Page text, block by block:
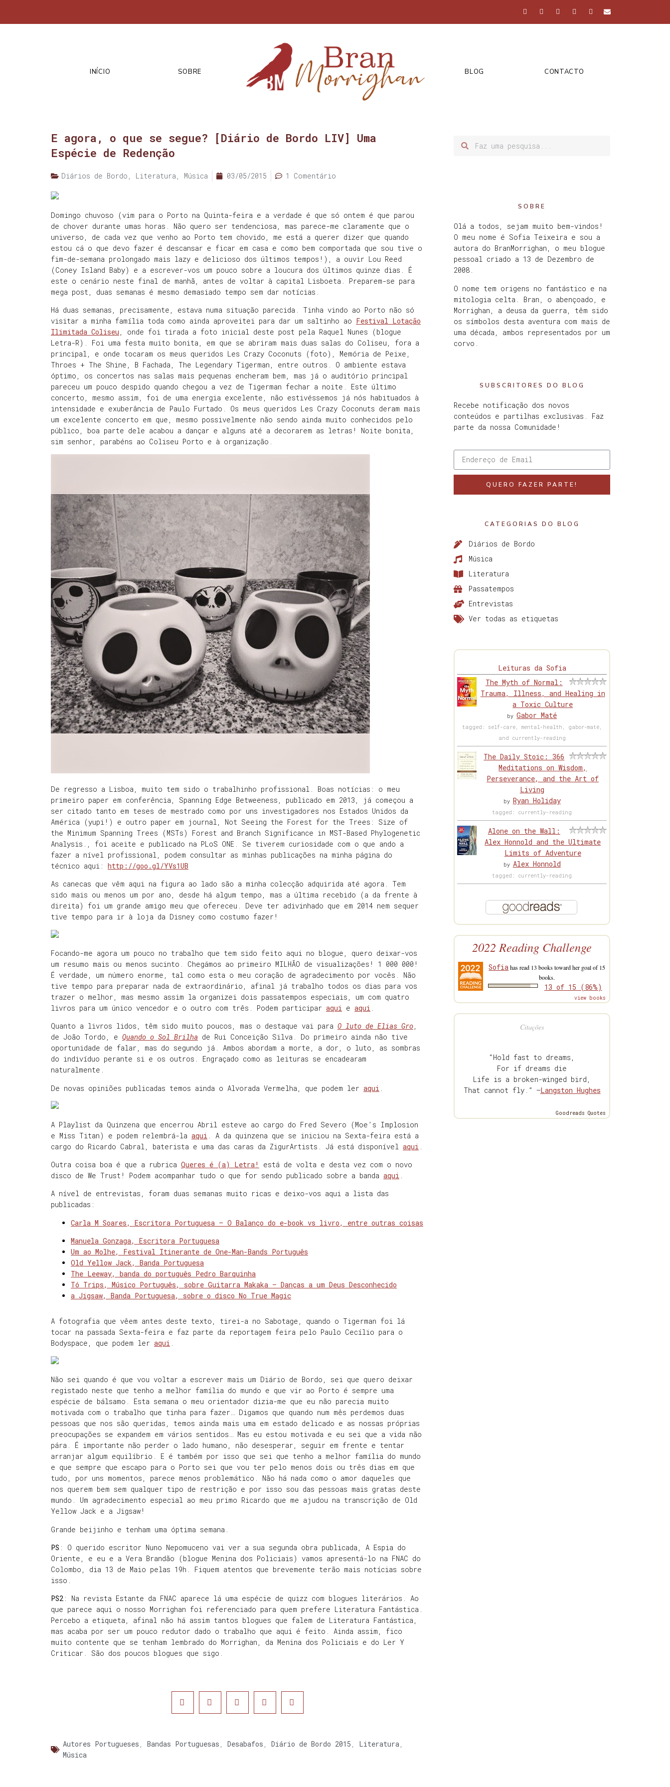
INÍCIO SOBRE BLOG CONTACTO
E agora, o que se segue? [Diário de Bordo LIV] Uma
Espécie de Redenção
Diários de Bordo , Literatura , Música 03/05/2015 1 Comentário
Domingo chuvoso (vim para o Porto na Quinta-feira e a verdade é que só ontem é que parou
de chover durante umas horas. Não quero ser tendenciosa, mas parece-me claramente que o
universo, de cada vez que venho ao Porto tem chovido, me está a querer dizer que quando
estou cá o que devo fazer é descansar e ficar em casa e como bem comportada que sou tive o
fim-de-semana prolongado mais lazy e delicioso dos últimos tempos!), a ouvir Lou Reed
(Coney Island Baby) e a escrever-vos um pouco sobre a loucura dos últimos quinze dias. É
este o cenário neste final de manhã, antes de voltar à capital Lisboeta. Preparem-se para
mega post, duas semanas é mesmo demasiado tempo sem dar notícias.
Há duas semanas, precisamente, estava numa situação parecida. Tinha vindo ao Porto não só
visitar a minha família toda como ainda aproveitei para dar um saltinho ao Festival Lotação
Ilimitada Coliseu , onde foi tirada a foto inicial deste post pela Raquel Nunes (blogue
Letra-R). Foi uma festa muito bonita, em que se abriram mais duas salas do Coliseu, fora a
principal, e onde tocaram os meus queridos Les Crazy Coconuts (foto), Memória de Peixe,
Throes + The Shine, B Fachada, The Legendary Tigerman, entre outros. O ambiente estava
óptimo, os concertos nas salas mais pequenas encheram bem, mas já o auditório principal
pareceu um pouco despido quando chegou a vez de Tigerman fechar a noite. Este último
concerto, mesmo assim, foi de uma energia excelente, não estivéssemos já nós habituados à
intensidade e exuberância de Paulo Furtado. Os meus queridos Les Crazy Coconuts deram mais
um excelente concerto em que, mesmo possivelmente não sendo ainda muito conhecidos pelo
público, boa parte dele acabou a dançar e alguns até a decorarem as letras! Noite bonita,
sim senhor, parabéns ao Coliseu Porto e à organização.
De regresso a Lisboa, muito tem sido o trabalhinho profissional. Boas notícias: o meu
primeiro paper em conferência, Spanning Edge Betweeness, publicado em 2013, já começou a
ser citado tanto em teses de mestrado como por uns investigadores nos Estados Unidos da
América (yupi!) e outro paper em journal, Not Seeing the Forest for the Trees: Size of
the Minimum Spanning Trees (MSTs) Forest and Branch Significance in MST-Based Phylogenetic
Analysis., foi aceite e publicado na PLoS ONE. Se tiverem curiosidade com o que ando a
fazer a nível profissional, podem consultar as minhas publicações na minha página do
técnico aqui: http://goo.gl/YVs1UB
As canecas que vêm aqui na figura ao lado são a minha colecção adquirida até agora. Tem
sido mais ou menos um por ano, desde há algum tempo, mas a última recebido (a da frente à
direita) foi um grande amigo meu que ofereceu. Deve ter adivinhado que em 2014 nem sequer
tive tempo para ir à loja da Disney como costumo fazer!
Focando-me agora um pouco no trabalho que tem sido feito aqui no blogue, quero deixar-vos
um resumo mais ou menos sucinto. Chegámos ao primeiro MILHÃO de visualizações! 1 000 000!
É verdade, um número enorme, tal como esta o meu coração de agradecimento por vocês. Não
tive tempo para preparar nada de extraordinário, afinal já trabalho todos os dias para vos
trazer o melhor, mas mesmo assim la organizei dois passatempos especiais, um com quatro
livros para um único vencedor e o outro com três. Podem participar aqui e aqui .
Quanto a livros lidos, têm sido muito poucos, mas o destaque vai para O luto de Elias Gro,
de João Tordo, e Quando o Sol Brilha de Rui Conceição Silva. Do primeiro ainda não tive
oportunidade de falar, mas do segundo já. Ambos abordam a morte, a dor, o luto, as sombras
do indivíduo perante si e os outros. Engraçado como as leituras se encadearam
naturalmente.
De novas opiniões publicadas temos ainda o Alvorada Vermelha, que podem ler aqui
A Playlist da Quinzena que encerrou Abril esteve ao cargo do Fred Severo (Moe’s Implosion
e Miss Titan) e podem relembrá-la aqui
. A da quinzena que se iniciou na Sexta-feira está a
cargo do Ricardo Cabral, baterista e uma das caras da ZigurArtists. Já está disponível aqui
Outra coisa boa é que a rubrica Queres é (a) Letra!
está de volta e desta vez com o novo
disco de We Trust! Podem acompanhar tudo o que for sendo publicado sobre a banda aqui .
A nível de entrevistas, foram duas semanas muito ricas e deixo-vos aqui a lista das
publicadas:
Carla M Soares, Escritora Portuguesa – O Balanço do e-book vs livro, entre outras coisas
Manuela Gonzaga, Escritora Portuguesa
Um ao Molhe, Festival Itinerante de One-Man-Bands Português
Old Yellow Jack, Banda Portuguesa
The Leeway, banda do português Pedro Barquinha
Tó Trips, Músico Português, sobre Guitarra Makaka – Danças a um Deus Desconhecido
a Jigsaw, Banda Portuguesa, sobre o disco No True Magic
A fotografia que vêem antes deste texto, tirei-a no Sabotage, quando o Tigerman foi lá
tocar na passada Sexta-feira e faz parte da reportagem feira pelo Paulo Cecílio para o
Bodyspace, que podem ler aqui .
Não sei quando é que vou voltar a escrever mais um Diário de Bordo, sei que quero deixar
registado neste que tenho a melhor família do mundo e que vir ao Porto é sempre uma
espécie de bálsamo. Esta semana o meu orientador dizia-me que eu não parecia muito
motivada com o trabalho que tinha para fazer… Digamos que quando num mês perdemos duas
pessoas que nos são queridas, temos ainda mais uma em estado delicado e as nossas próprias
preocupações se expandem em vários sentidos… Mas eu estou motivada e eu sei que a vida não
pára. É importante não perder o lado humano, não desesperar, seguir em frente e tentar
arranjar algum equilíbrio. E é também por isso que sei que tenho a melhor família do mundo
e que sempre que escapo para o Porto sei que vou ter pelo menos dois ou três dias em que
tudo, por uns momentos, parece menos problemático. Não há nada como o amor daqueles que
nos querem bem sem qualquer tipo de restrição e por isso sou das pessoas mais gratas deste
mundo. Um agradecimento especial ao meu primo Ricardo que me ajudou na transcrição de Old
Yellow Jack e a Jigsaw!
Grande beijinho e tenham uma óptima semana.
PS : O querido escritor Nuno Nepomuceno vai ver a sua segunda obra publicada, A Espia do
Oriente, e eu e a Vera Brandão (blogue Menina dos Policiais) vamos apresentá-lo na FNAC do
Colombo, dia 13 de Maio pelas 19h. Fiquem atentos que brevemente terão mais notícias sobre
isso.
PS2 : Na revista Estante da FNAC aparece lá uma espécie de quizz com blogues literários. Ao
que parece aqui o nosso Morrighan foi referenciado para quem prefere Literatura Fantástica.
Percebo a etiqueta, afinal não há assim tantos blogues que falem de Literatura Fantástica,
mas acaba por ser um pouco redutor dado o trabalho que aqui é feito. Ainda assim, fico
muito contente que se tenham lembrado do Morrighan, da Menina dos Policiais e do Ler Y
Criticar. São dos poucos blogues que sigo.
Autores Portugueses Bandas Portuguesas Desabafos Diário de Bordo 2015 Literatura
Música
SOBRE
Olá a todos, sejam muito bem-vindos!
O meu nome é Sofia Teixeira e sou a
autora do BranMorrighan, o meu blogue
pessoal criado a 13 de Dezembro de
2008.
O nome tem origens no fantástico e na
mitologia celta. Bran, o abençoado, e
Morrighan, a deusa da guerra, têm sido
os símbolos desta aventura com mais de
uma década, ambos representados por um
corvo.
SUBSCRITORES DO BLOG
Recebe notificação dos novos
conteúdos e partilhas exclusivas. Faz
parte da nossa Comunidade!
QUERO FAZER PARTE!
CATEGORIAS DO BLOG
Diários de Bordo
Música
Literatura
Passatempos
Entrevistas
Ver todas as etiquetas
Leituras da Sofia
The Myth of Normal:
Trauma, Illness, and Healing in
a Toxic Culture
byGabor Maté
tagged: self-care, mental-health, gabor-maté,
and currently-reading
The Daily Stoic: 366
Meditations on Wisdom,
Perseverance, and the Art of
Living
by Ryan Holiday
tagged: currently-reading
Alone on the Wall:
Alex Honnold and the Ultimate
Limits of Adventure
by Alex Honnold
tagged: currently-reading
2022 Reading Challenge
Sofiahas read 13 books toward her goal of 15
books.
13 of 15 (86%)
view books
Citações
“Hold fast to dreams,
For if dreams die
Life is a broken-winged bird,
That cannot fly.” —Langston Hughes
Goodreads Quotes